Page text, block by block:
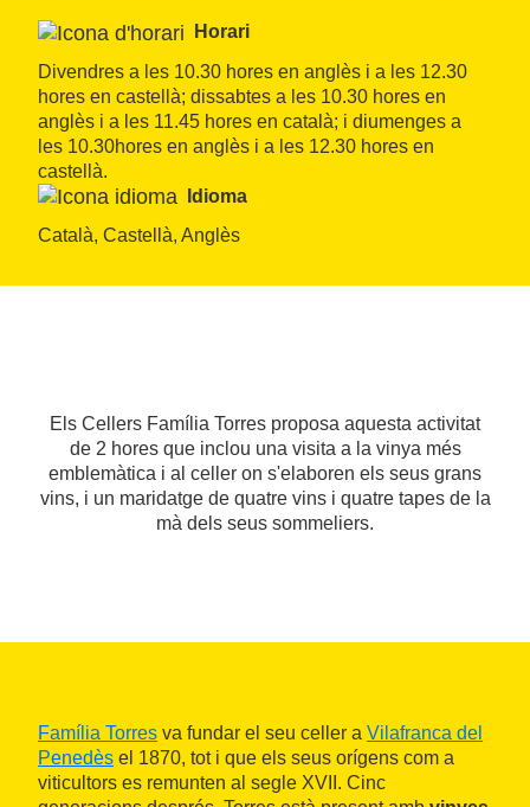
Horari
Divendres a les 10.30 hores en anglès i a les 12.30
hores en castellà; dissabtes a les 10.30 hores en
anglès i a les 11.45 hores en català; i diumenges a
les 10.30hores en anglès i a les 12.30 hores en
castellà.
Idioma
Català, Castellà, Anglès
Els Cellers Família Torres proposa aquesta activitat
de 2 hores que inclou una visita a la vinya més
emblemàtica i al celler on s'elaboren els seus grans
vins, i un maridatge de quatre vins i quatre tapes de la
mà dels seus sommeliers.
Família Torres va fundar el seu celler a Vilafranca del
Penedès el 1870, tot i que els seus orígens com a
viticultors es remunten al segle XVII. Cinc